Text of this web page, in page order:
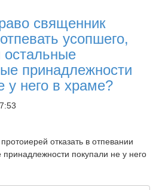
священник
усопшего,
остальные
принадлежности
у него в храме?
отказать в отпевании
покупали не у него